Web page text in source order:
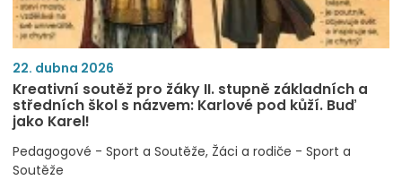
22. dubna 2026
Kreativní soutěž pro žáky II. stupně základních a
středních škol s názvem: Karlové pod kůží. Buď
jako Karel!
Pedagogové - Sport a Soutěže Žáci a rodiče - Sport a
Soutěže